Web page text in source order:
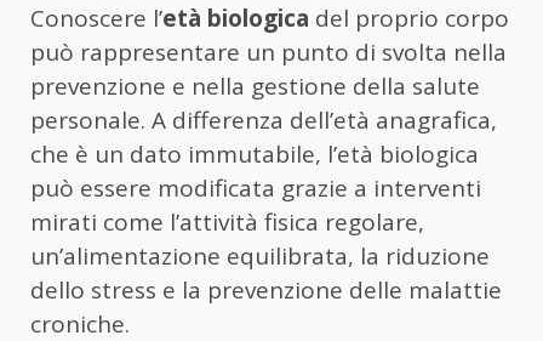
Conoscere l’età biologica del proprio corpo
può rappresentare un punto di svolta nella
prevenzione e nella gestione della salute
personale. A differenza dell’età anagrafica,
che è un dato immutabile, l’età biologica
può essere modificata grazie a interventi
mirati come l’attività fisica regolare,
un’alimentazione equilibrata, la riduzione
dello stress e la prevenzione delle malattie
croniche.